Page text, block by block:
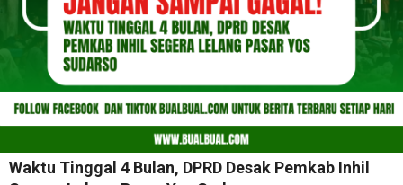
Waktu Tinggal 4 Bulan, DPRD Desak Pemkab Inhil